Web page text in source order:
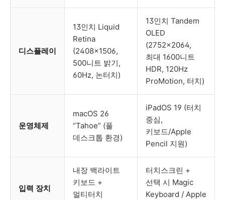
디스플레이
13인치 Liquid
Retina
(2408×1506,
500니트 밝기,
60Hz, 논터치)
13인치 Tandem
OLED
(2752×2064,
최대 1600니트
HDR, 120Hz
ProMotion, 터치)
운영체제
macOS 26
“Tahoe” (풀
데스크톱 환경)
iPadOS 19 (터치
중심,
키보드/Apple
Pencil 지원)
입력 장치
내장 백라이트
키보드 +
멀티터치
터치스크린 +
선택 시 Magic
Keyboard / Apple